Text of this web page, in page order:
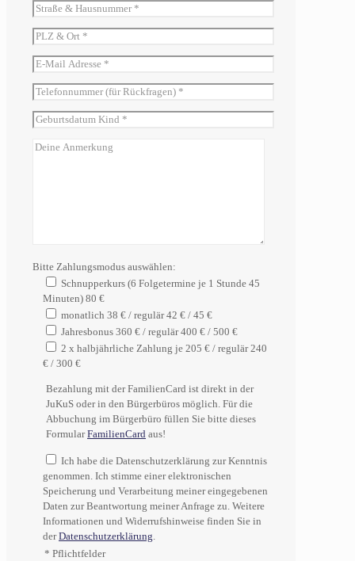
Bitte Zahlungsmodus auswählen:
Schnupperkurs (6 Folgetermine je 1 Stunde 45
Minuten) 80 €
monatlich 38 € / regulär 42 € / 45 €
Jahresbonus 360 € / regulär 400 € / 500 €
2 x halbjährliche Zahlung je 205 € / regulär 240
€ / 300 €
Bezahlung mit der FamilienCard ist direkt in der
JuKuS oder in den Bürgerbüros möglich. Für die
Abbuchung im Bürgerbüro füllen Sie bitte dieses
FormularFamilienCard aus!
Ich habe die Datenschutzerklärung zur Kenntnis
genommen. Ich stimme einer elektronischen
Speicherung und Verarbeitung meiner eingegebenen
Daten zur Beantwortung meiner Anfrage zu. Weitere
Informationen und Widerrufshinweise finden Sie in
derDatenschutzerklärung.
* Pflichtfelder